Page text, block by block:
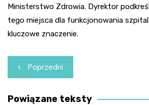
Ministerstwo Zdrowia. Dyrektor
tego miejsca dla funkcjonowania
kluczowe znaczenie.
Nawigacja
wpisu
Poprzedni
Powiązane teksty